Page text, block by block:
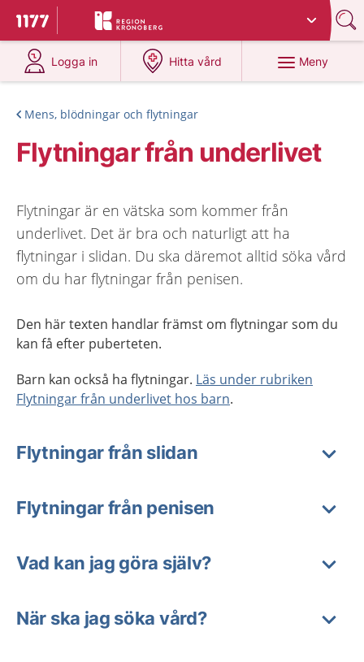
Till startsidan för 1177
Du har valt region
Logga in
på 1177.se
Hitta vård
på 1177.se
Meny
Mens, blödningar och flytningar
Flytningar från underlivet
Flytningar är en vätska som kommer från
underlivet. Det är bra och naturligt att ha
flytningar i slidan. Du ska däremot alltid söka vård
om du har flytningar från penisen.
Den här texten handlar främst om flytningar som du
kan få efter puberteten.
Barn kan också ha flytningar. Läs under rubriken
Flytningar från underlivet hos barn.
Flytningar från slidan
Flytningar från penisen
Vad kan jag göra själv?
När ska jag söka vård?